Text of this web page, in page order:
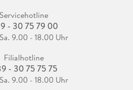
Servicehotline
- 30 75 79 00
9.00 - 18.00 Uhr
Filialhotline
- 30 75 75 75
9.00 - 18.00 Uhr